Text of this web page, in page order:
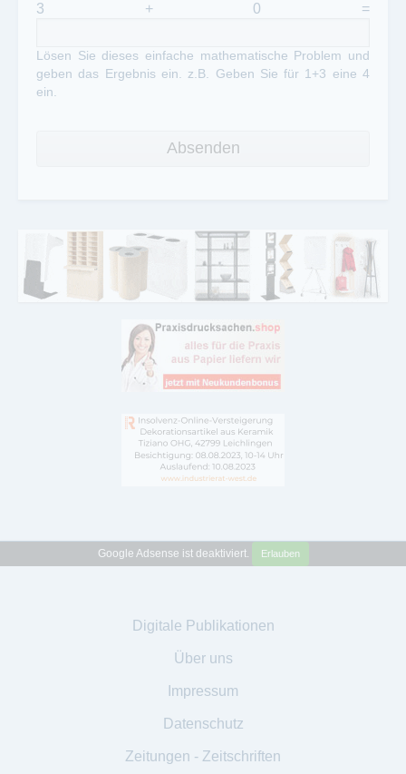
3 + 0 =
Lösen Sie dieses einfache mathematische Problem und
geben das Ergebnis ein. z.B. Geben Sie für 1+3 eine 4
ein.
Google Adsense ist deaktiviert. Erlauben
Digitale Publikationen
Über uns
Impressum
Datenschutz
Zeitungen - Zeitschriften